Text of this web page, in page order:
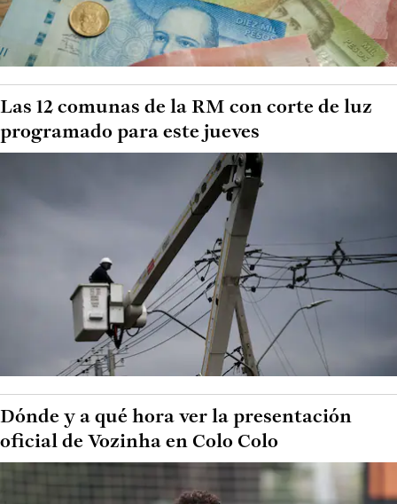
Las 12 comunas de la RM con corte de luz
programado para este jueves
Dónde y a qué hora ver la presentación
oficial de Vozinha en Colo Colo